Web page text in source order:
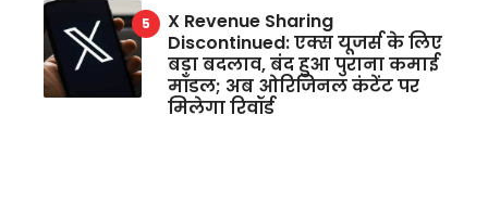
X Revenue Sharing
Discontinued: एक्स यूजर्स के लिए
बड़ा बदलाव, बंद हुआ पुराना कमाई
मॉडल; अब ओरिजिनल कंटेंट पर
मिलेगा रिवॉर्ड